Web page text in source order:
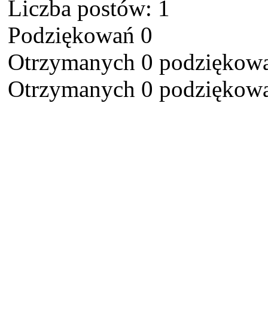
Liczba postów: 1
Podziękowań 0
Otrzymanych 0
Otrzymanych 0